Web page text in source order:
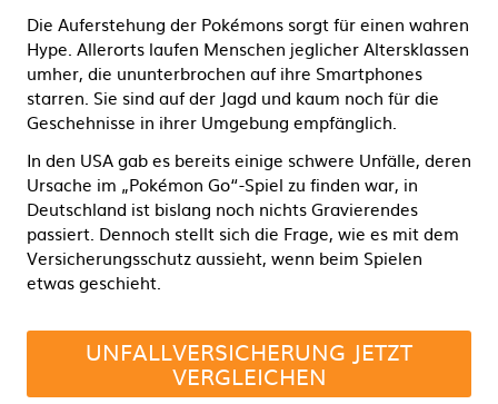
Die Auferstehung der Pokémons sorgt für einen wahren
Hype. Allerorts laufen Menschen jeglicher Altersklassen
umher, die ununterbrochen auf ihre Smartphones
starren. Sie sind auf der Jagd und kaum noch für die
Geschehnisse in ihrer Umgebung empfänglich.
In den USA gab es bereits einige schwere Unfälle, deren
Ursache im „Pokémon Go“-Spiel zu finden war, in
Deutschland ist bislang noch nichts Gravierendes
passiert. Dennoch stellt sich die Frage, wie es mit dem
Versicherungsschutz aussieht, wenn beim Spielen
etwas geschieht.
UNFALLVERSICHERUNG JETZT
VERGLEICHEN